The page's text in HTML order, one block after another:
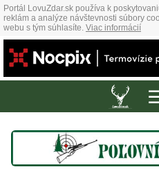
Portál LovuZdar.sk používa k
reklám a analýze návštevnosti súbory
webu s tým súhlasíte. Viac informácií